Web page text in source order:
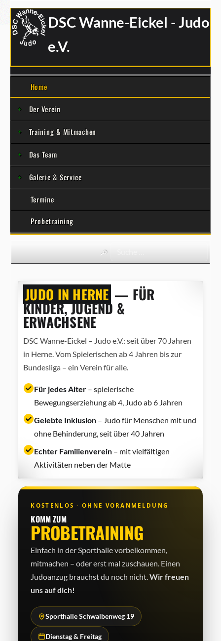
DSC Wanne-Eickel - Judo
e.V.
Home
Der Verein
Training & Mitmachen
Das Team
Galerie & Service
Termine
Probetraining
JUDO IN HERNE — FÜR
KINDER, JUGEND &
ERWACHSENE
DSC Wanne-Eickel – Judo e.V.: seit über 70 Jahren
in Herne. Vom Spielerischen ab 4 Jahren bis zur
Bundesliga – ein Verein für alle.
Für jedes Alter– spielerische
Bewegungserziehung ab 4, Judo ab 6 Jahren
Gelebte Inklusion– Judo für Menschen mit und
ohne Behinderung, seit über 40 Jahren
Echter Familienverein– mit vielfältigen
Aktivitäten neben der Matte
KOSTENLOS · OHNE VORANMELDUNG
KOMM ZUM
PROBETRAINING
Einfach in der Sporthalle vorbeikommen,
mitmachen – oder erst mal zuschauen. Einen
Judo­anzug brauchst du noch nicht.Wir freuen
uns auf dich!
Sporthalle Schwalbenweg 19
Dienstag & Freitag